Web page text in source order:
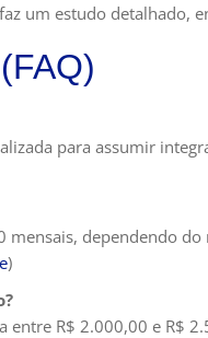
um estudo detalhado,
para assumir
dependendo
)
R$ 2.000,00 e R$